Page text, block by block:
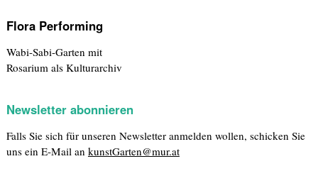
Flora Performing
Wabi-Sabi-Garten mit
Rosarium als Kulturarchiv
Newsletter abonnieren
Falls Sie sich für unseren Newsletter anmelden wollen, schicken Sie
uns ein E-Mail an kunstGarten@mur.at